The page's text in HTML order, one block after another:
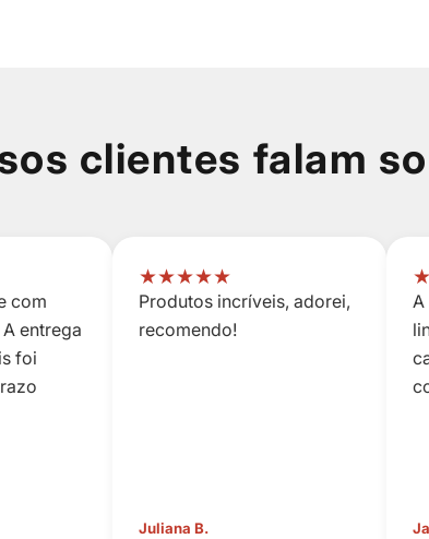
clientes falam
com
entrega
foi
★★★★★
Produtos incríveis, adorei,
recomendo!
Juliana B.
★